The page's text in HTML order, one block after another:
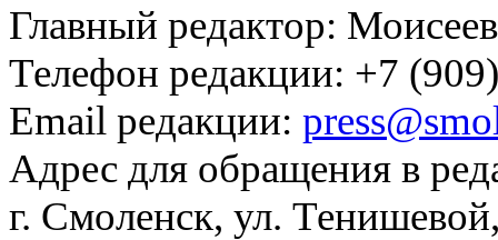
Главный редактор:
Телефон редакции: +7
Email редакции:
Адрес для обращения в
г. Смоленск, ул.